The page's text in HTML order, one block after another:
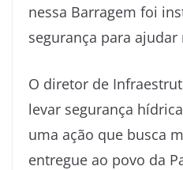
nessa Barragem foi
segurança para
O diretor de
levar segurança
uma ação que busca
entregue ao povo da